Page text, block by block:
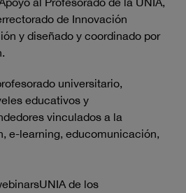
de Innovación
y diseñado y coordinado por
universitario,
educativos y
vinculados a la
e-learning, educomunicación,
de los